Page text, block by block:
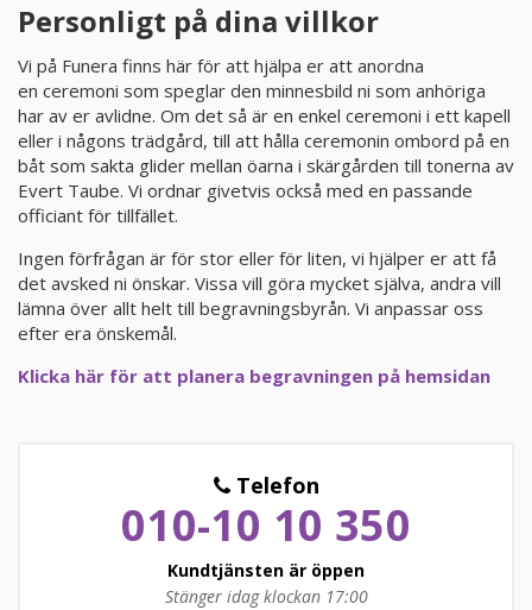
OM FUNERA
KONTAKTA OSS
LIVESTREAMING
KUNDTJÄNST
010-10 10 350
Personligt på dina villkor
Vi på Funera finns här för att hjälpa er att anordna
en ceremoni som speglar den minnesbild ni som anhöriga
har av er avlidne. Om det så är en enkel ceremoni i ett kapell
eller i någons trädgård, till att hålla ceremonin ombord på en
båt som sakta glider mellan öarna i skärgården till tonerna av
Evert Taube. Vi ordnar givetvis också med en passande
officiant för tillfället.
Ingen förfrågan är för stor eller för liten, vi hjälper er att få
det avsked ni önskar. Vissa vill göra mycket själva, andra vill
lämna över allt helt till begravningsbyrån. Vi anpassar oss
efter era önskemål.
Klicka här för att planera begravningen på hemsidan
Telefon
010-10 10 350
Kundtjänsten är öppen
Stänger idag klockan 17:00